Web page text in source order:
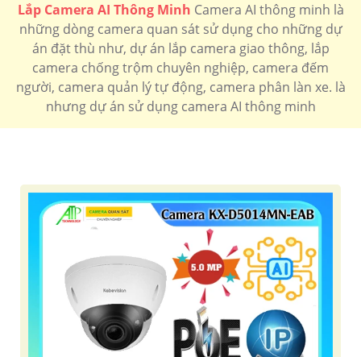
Lắp Camera AI Thông Minh Camera AI thông minh là
những dòng camera quan sát sử dụng cho những dự
án đặt thù như, dự án lắp camera giao thông, lắp
camera chống trộm chuyên nghiệp, camera đếm
người, camera quản lý tự động, camera phân làn xe. là
nhưng dự án sử dụng camera AI thông minh